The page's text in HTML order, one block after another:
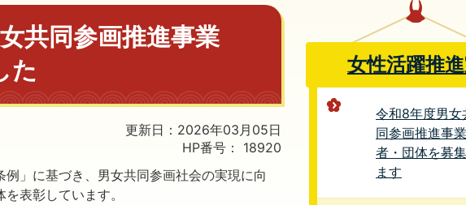
共同参画推進事業
た
更新日：2026年03月05日
HP番号：
18920
」に基づき、男女共同参画社会の実現に向
表彰しています。
女性活躍推
令和8年度男女
同参画推進事業
者・団体を募
ます